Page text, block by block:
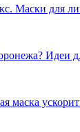
Маски для
Идеи
маска